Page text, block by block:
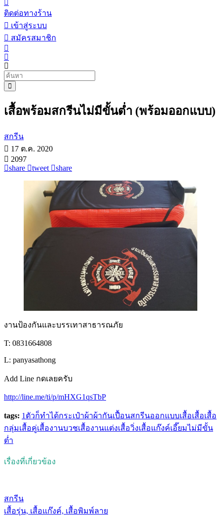
ติดต่อทางร้าน
เข้าสู่ระบบ
สมัครสมาชิก
เสื้อพร้อมสกรีนไม่มีขั้นต่ำ (พร้อมออกแบบ)
สกรีน
17 ต.ค. 2020
2097
share
tweet share
งานป้องกันและบรรเทาสาธารณภัย
T: 0831664808
L: panyasathong
Add Line กดเลยครับ
http://line.me/ti/p/mHXG1qsTbP
tags: 1ตัวก็ทำได้กระเป๋าผ้าผ้ากันเปื้อนสกรีนออกแบบเสื้อเสื้อเสื้อ
กลุ่มเสื้อคู่เสื้องานบวชเสื้องานแต่งเสื้อวิ่งเสื้อแก๊งค์เอี๊ยมไม่มีขั้น
ต่ำ
เรื่องที่เกี่ยวข้อง
สกรีน
เสื้อรุ่น, เสื้อแก๊งค์, เสื้อพิมพ์ลาย